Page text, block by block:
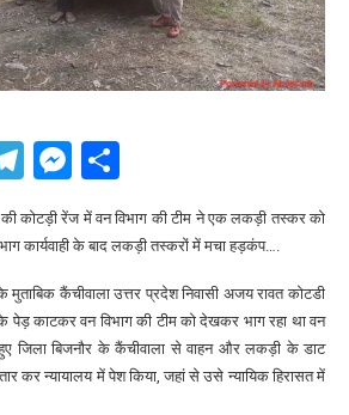
Telegram
Messenger
कोटड़ी रेंज में वन विभाग की टीम ने एक लकड़ी तस्कर को
कार्यवाही के बाद लकड़ी तस्करों में मचा हड़कंप….
मुताबिक कैंचीवाला उत्तर प्रदेश निवासी अजय रावत कोटडी
पेड़ काटकर वन विभाग की टीम को देखकर भाग रहा था वन
जिला बिजनौर के कैंचीवाला से वाहन और लकड़ी के डाट
कर न्यायालय में पेश किया, जहां से उसे न्यायिक हिरासत में